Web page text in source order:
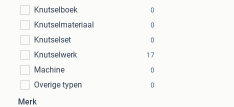
Knutselboek 0
Knutselmateriaal 0
Knutselset 0
Knutselwerk 17
Machine 0
Overige typen 0
Merk